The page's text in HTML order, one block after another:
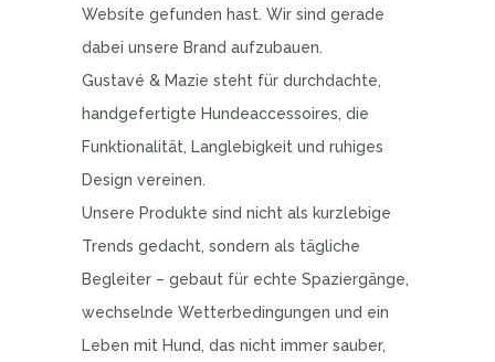
Website gefunden hast. Wir sind gerade
dabei unsere Brand aufzubauen.
Gustavé & Mazie steht für durchdachte,
handgefertigte Hundeaccessoires, die
Funktionalität, Langlebigkeit und ruhiges
Design vereinen.
Unsere Produkte sind nicht als kurzlebige
Trends gedacht, sondern als tägliche
Begleiter – gebaut für echte Spaziergänge,
wechselnde Wetterbedingungen und ein
Leben mit Hund, das nicht immer sauber,